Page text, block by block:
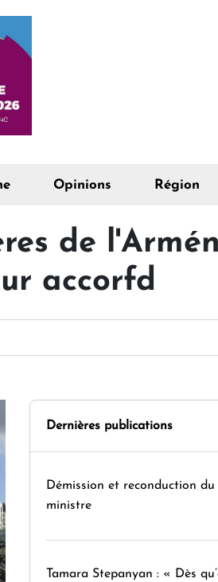
Opinions Région
de
accorfd
Dernières publications
Démission et reconduction du
ministre
Tamara Stepanyan : « Dès